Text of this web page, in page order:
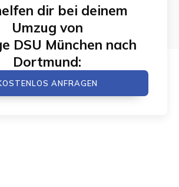
dir bei deinem
Umzug von
DSU München nach
Dortmund:
ANFRAGEN